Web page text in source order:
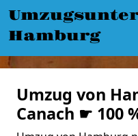
Hamburg
Umzug von
Canach ☛ 100